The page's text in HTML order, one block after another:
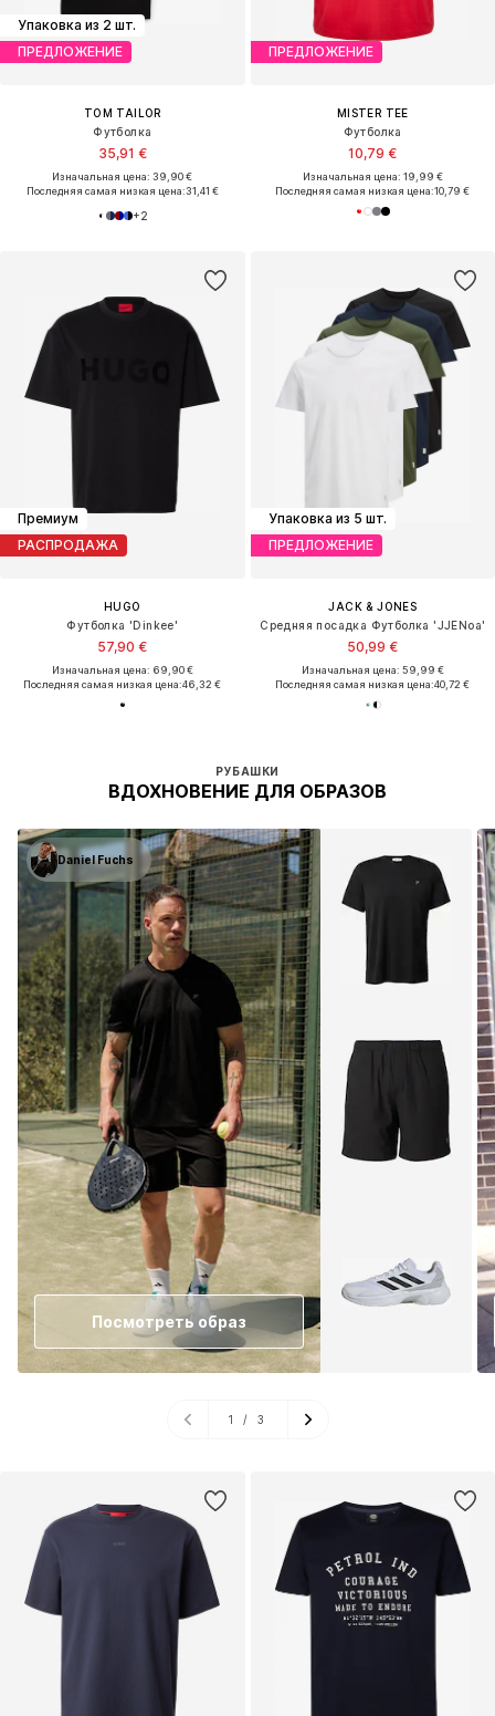
Упаковка из 2 шт.
ПРЕДЛОЖЕНИЕ
TOM TAILOR
Футболка
35,91 €
Изначальная цена: 39,90 €
Последняя самая низкая цена:31,41 €
+2
ПРЕДЛОЖЕНИЕ
MISTER TEE
Футболка
10,79 €
Изначальная цена: 19,99 €
Последняя самая низкая цена:10,79 €
Премиум
РАСПРОДАЖА
HUGO
Футболка 'Dinkee'
57,90 €
Изначальная цена: 69,90 €
Последняя самая низкая цена:46,32 €
Упаковка из 5 шт.
ПРЕДЛОЖЕНИЕ
JACK & JONES
Средняя посадка Футболка 'JJENoa'
50,99 €
Изначальная цена: 59,99 €
Последняя самая низкая цена:40,72 €
РУБАШКИ
ВДОХНОВЕНИЕ ДЛЯ ОБРАЗОВ
Daniel Fuchs
Посмотреть образ
1 / 3